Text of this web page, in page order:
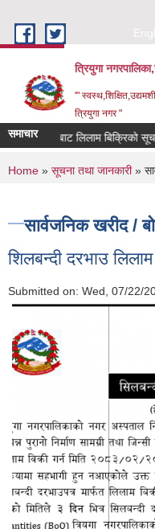
त्रियुगा
'"
त्रियुगा नगर "
समाचार
दरभाउबाट लिलाम बिक्रिको सूचना(
You are here
Home » सूचना तथा जानकारी»
सार्वजनिक खरीद /
शिलबन्दी दरभाउ
Submitted on: Wed, 07/22/